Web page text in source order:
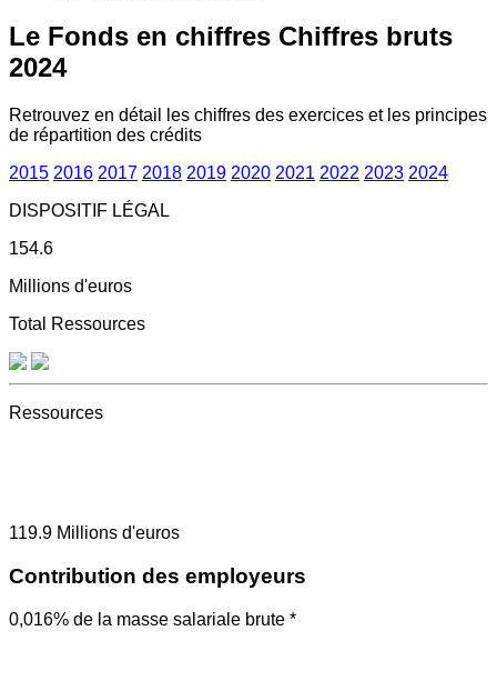
Le Fonds en chiffres Chiffres bruts
2024
Retrouvez en détail les chiffres des exercices et les principes
de répartition des crédits
2015 2016 2017 2018 2019 2020 2021 2022 2023 2024
DISPOSITIF LÉGAL
154.6
Millions d'euros
Total Ressources
Ressources
119.9 Millions d'euros
Contribution des employeurs
0,016% de la masse salariale brute *